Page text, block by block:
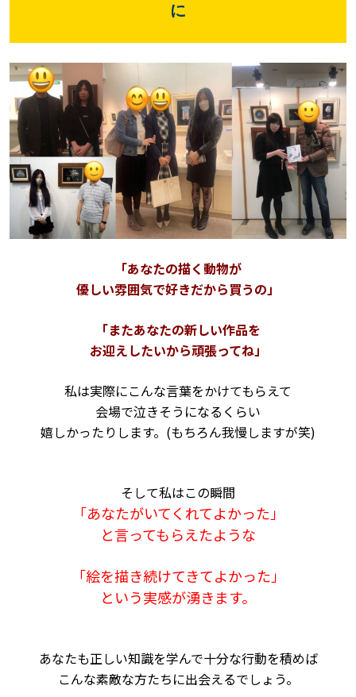
に
「あなたの描く動物が
優しい雰囲気で好きだから買うの」
「またあなたの新しい作品を
お迎えしたいから頑張ってね」
私は実際にこんな言葉をかけてもらえて
会場で泣きそうになるくらい
嬉しかったりします。 (もちろん我慢しますが笑)
そして私はこの瞬間
「あなたがいてくれてよかった」
と言ってもらえたような
「絵を描き続けてきてよかった」
という実感が湧きます。
あなたも正しい知識を学んで十分な行動を積めば
こんな素敵な方たちに出会えるでしょう。